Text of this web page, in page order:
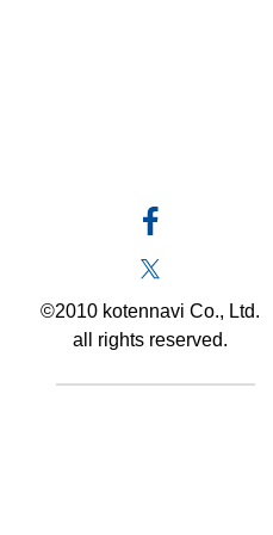
©2010 kotennavi Co., Ltd.
all rights reserved.